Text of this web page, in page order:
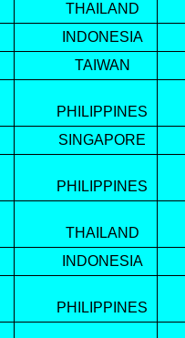
THAILAND
INDONESIA
TAIWAN
PHILIPPINES
SINGAPORE
PHILIPPINES
THAILAND
INDONESIA
PHILIPPINES